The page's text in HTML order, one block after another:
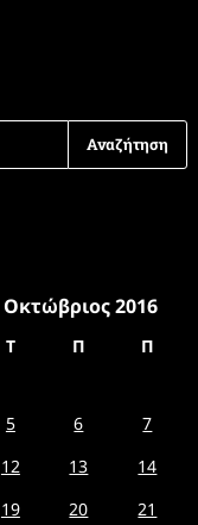
Οκτώβριος 2016
Τ Π Π
5 6 7
12 13 14
19 20 21